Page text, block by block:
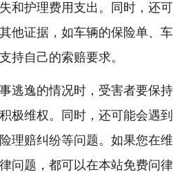
和护理费用支出。同时，还可
他证据，如车辆的保险单、车
持自己的索赔要求。
逃逸的情况时，受害者要保持
极维权。同时，还可能会遇到
理赔纠纷等问题。如果您在维
问题，都可以在本站免费问律